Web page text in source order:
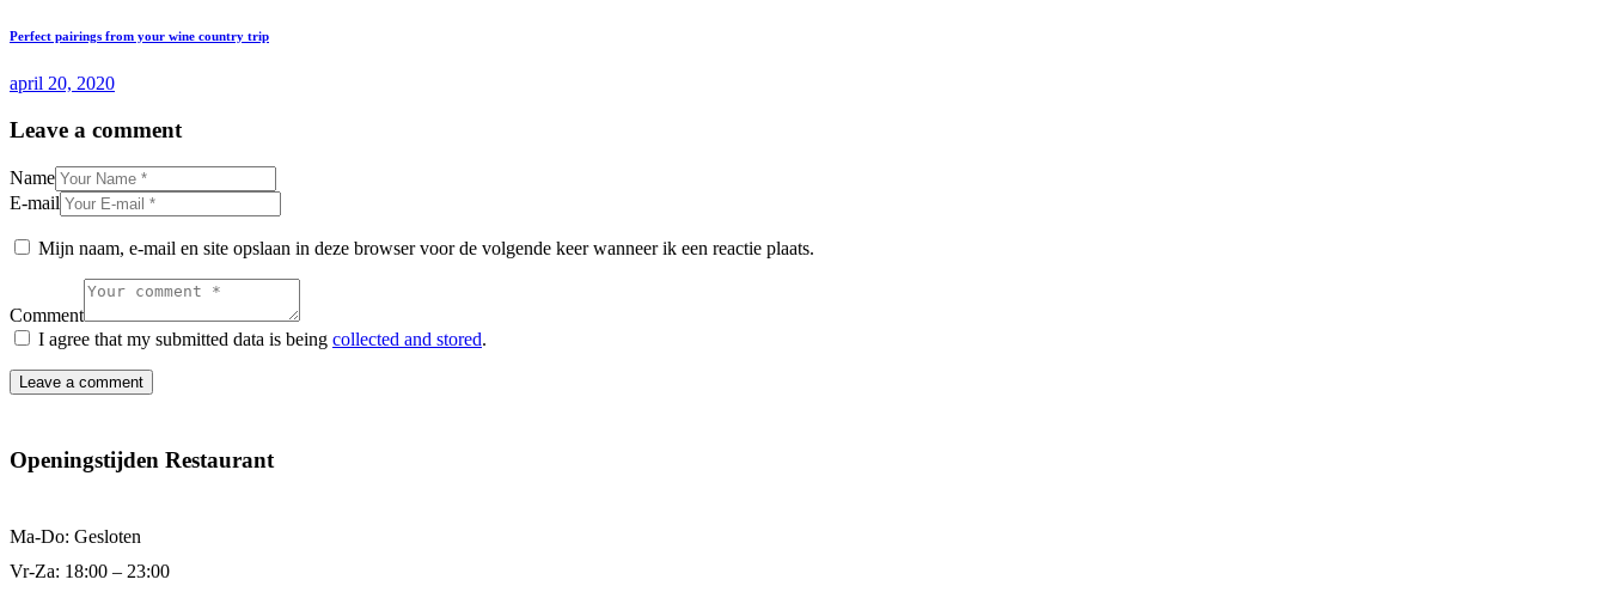
Perfect pairings from your wine country trip
april 20, 2020
Leave a comment
Name
E-mail
Mijn naam, e-mail en site opslaan in deze browser voor de volgende keer wanneer ik een reactie plaats.
Comment
I agree that my submitted data is being collected and stored.
Openingstijden Restaurant
Ma-Do: Gesloten
Vr-Za: 18:00 – 23:00